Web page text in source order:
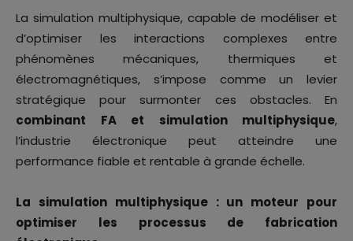
La simulation multiphysique, capable de modéliser et
d’optimiser les interactions complexes entre
phénomènes mécaniques, thermiques et
électromagnétiques, s’impose comme un levier
stratégique pour surmonter ces obstacles. En
combinant FA et simulation multiphysique,
l’industrie électronique peut atteindre une
performance fiable et rentable à grande échelle.
La simulation multiphysique : un moteur pour
optimiser les processus de fabrication